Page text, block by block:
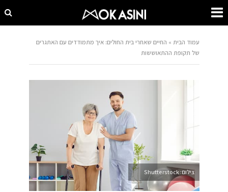
עמוד הבית » החיים שאחרי בית החולים: איך מתמודדים עם האתגרים
של תקופת ההתאוששות
צילום: Shutterstock